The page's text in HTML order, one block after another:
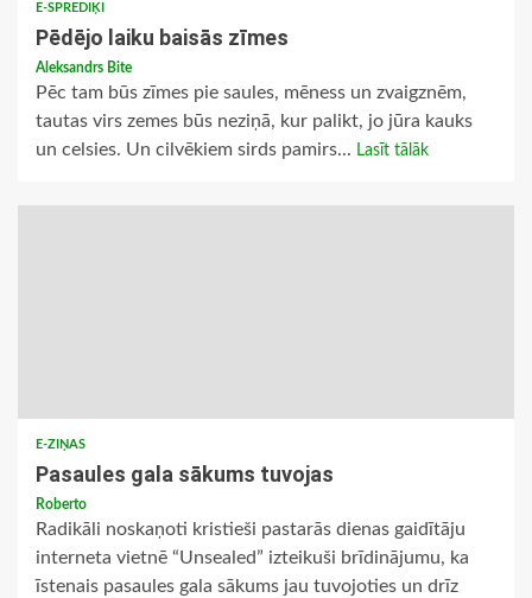
E-SPREDIĶI
Pēdējo laiku baisās zīmes
Aleksandrs Bite
Pēc tam būs zīmes pie saules, mēness un zvaigznēm,
tautas virs zemes būs neziņā, kur palikt, jo jūra kauks
un celsies. Un cilvēkiem sirds pamirs... Lasīt tālāk
E-ZIŅAS
Pasaules gala sākums tuvojas
Roberto
Radikāli noskaņoti kristieši pastarās dienas gaidītāju
interneta vietnē “Unsealed” izteikuši brīdinājumu, ka
īstenais pasaules gala sākums jau tuvojoties un drīz